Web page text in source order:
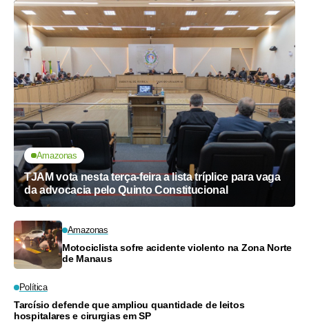
Amazonas
TJAM vota nesta terça-feira a lista tríplice para vaga
da advocacia pelo Quinto Constitucional
Amazonas
Motociclista sofre acidente violento na Zona Norte
de Manaus
Política
Tarcísio defende que ampliou quantidade de leitos
hospitalares e cirurgias em SP